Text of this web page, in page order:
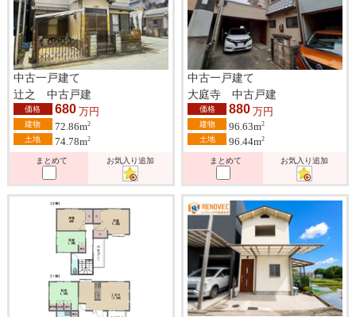
中古一戸建て
辻之 中古戸建
価格 680 万円
建物 72.86m2
土地 74.78m2
まとめて お気入り追加
中古一戸建て
大庭寺 中古戸建
価格 880 万円
建物 96.63m2
土地 96.44m2
まとめて お気入り追加